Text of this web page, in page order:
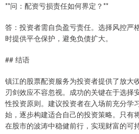
**问：配资亏损责任如何界定？**
答：投资者需自负盈亏责任。选择风控严
时提供平仓保护，避免负债扩大。
## 结语
镇江的股票配资服务为投资者提供了放大
刃剑效应不容忽视。成功的关键在于选择
性投资原则。建议投资者在入场前充分学
始，逐步构建适合自己的投资策略。只有
在股市的波涛中稳健前行，实现财富的可